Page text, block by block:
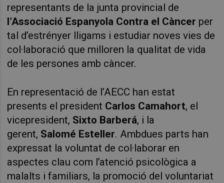
representants de la junta provincial de
l’Associació Espanyola Contra el Càncer per
tal d’estrényer lligams i estudiar noves vies de
col·laboració que milloren la qualitat de vida
de les persones amb càncer.
En representació de l’AECC han estat
presents el president Carlos Camahort, el
vicepresident, Sixto Barberá, i la
gerent, Salomé Esteller. Ambdues parts han
expressat la voluntat de col·laborar en
aspectes clau com l’atenció psicològica a
malalts i familiars, la promoció del voluntariat